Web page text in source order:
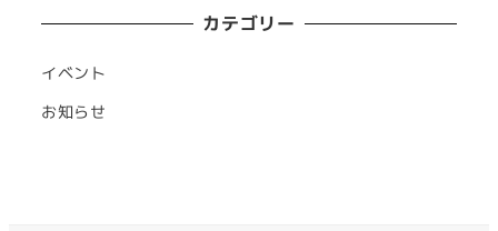
カテゴリー
イベント
お知らせ